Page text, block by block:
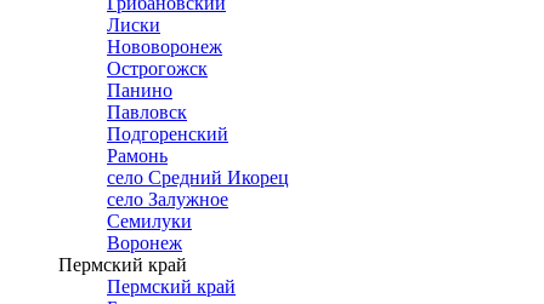
Лиски
Нововоронеж
Острогожск
Панино
Павловск
Подгоренский
Рамонь
село Средний Икорец
село Залужное
Семилуки
Воронеж
Пермский край
Пермский край